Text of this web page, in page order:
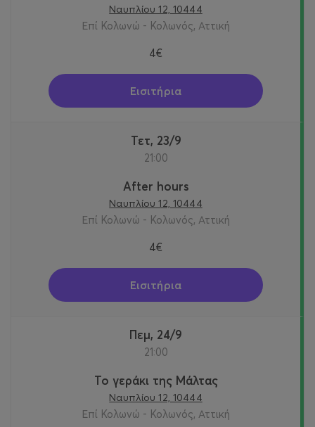
Ναυπλίου 12, 10444
Επί Κολωνώ - Κολωνός, Αττική
4€
Εισιτήρια
Τετ, 23/9
21:00
After hours
Ναυπλίου 12, 10444
Επί Κολωνώ - Κολωνός, Αττική
4€
Εισιτήρια
Πεμ, 24/9
21:00
Το γεράκι της Μάλτας
Ναυπλίου 12, 10444
Επί Κολωνώ - Κολωνός, Αττική